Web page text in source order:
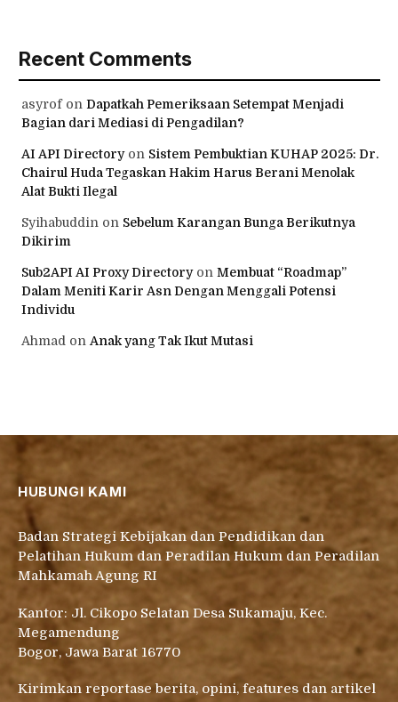
Recent Comments
asyrofon Dapatkah Pemeriksaan Setempat Menjadi
Bagian dari Mediasi di Pengadilan?
AI API Directoryon Sistem Pembuktian KUHAP 2025: Dr.
Chairul Huda Tegaskan Hakim Harus Berani Menolak
Alat Bukti Ilegal
Syihabuddin on Sebelum Karangan Bunga Berikutnya
Dikirim
Sub2API AI Proxy Directoryon Membuat “Roadmap”
Dalam Meniti Karir Asn Dengan Menggali Potensi
Individu
Ahmad on Anak yang Tak Ikut Mutasi
HUBUNGI KAMI
Badan Strategi Kebijakan dan Pendidikan dan
Pelatihan Hukum dan Peradilan Hukum dan Peradilan
Mahkamah Agung RI
Kantor: Jl. Cikopo Selatan Desa Sukamaju, Kec.
Megamendung
Bogor, Jawa Barat 16770
Kirimkan reportase berita, opini, features dan artikel